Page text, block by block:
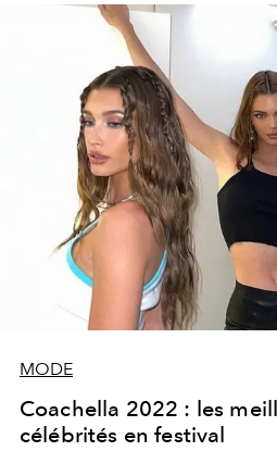
MODE
Coachella 2022 : les
célébrités en festival